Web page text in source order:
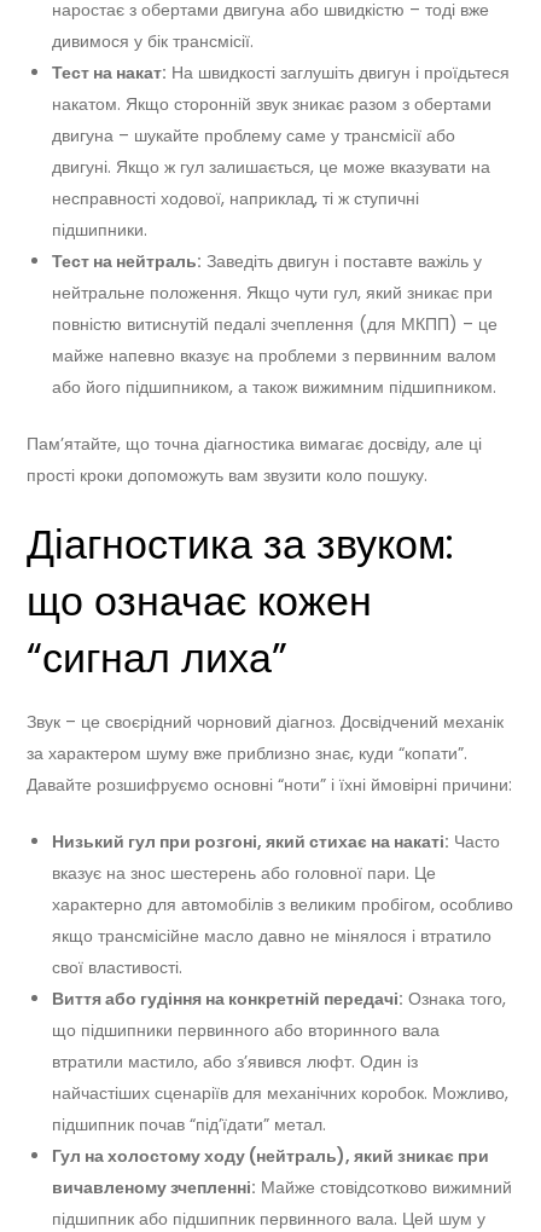
наростає з обертами двигуна або швидкістю – тоді вже
дивимося у бік трансмісії.
Тест на накат: На швидкості заглушіть двигун і проїдьтеся
накатом. Якщо сторонній звук зникає разом з обертами
двигуна – шукайте проблему саме у трансмісії або
двигуні. Якщо ж гул залишається, це може вказувати на
несправності ходової, наприклад, ті ж ступичні
підшипники.
Тест на нейтраль: Заведіть двигун і поставте важіль у
нейтральне положення. Якщо чути гул, який зникає при
повністю витиснутій педалі зчеплення (для МКПП) – це
майже напевно вказує на проблеми з первинним валом
або його підшипником, а також вижимним підшипником.
Пам’ятайте, що точна діагностика вимагає досвіду, але ці
прості кроки допоможуть вам звузити коло пошуку.
Діагностика за звуком:
що означає кожен
“сигнал лиха”
Звук – це своєрідний чорновий діагноз. Досвідчений механік
за характером шуму вже приблизно знає, куди “копати”.
Давайте розшифруємо основні “ноти” і їхні ймовірні причини:
Низький гул при розгоні, який стихає на накаті: Часто
вказує на знос шестерень або головної пари. Це
характерно для автомобілів з великим пробігом, особливо
якщо трансмісійне масло давно не мінялося і втратило
свої властивості.
Виття або гудіння на конкретній передачі: Ознака того,
що підшипники первинного або вторинного вала
втратили мастило, або з’явився люфт. Один із
найчастіших сценаріїв для механічних коробок. Можливо,
підшипник почав “під’їдати” метал.
Гул на холостому ходу (нейтраль), який зникає при
вичавленому зчепленні: Майже стовідсотково вижимний
підшипник або підшипник первинного вала. Цей шум у